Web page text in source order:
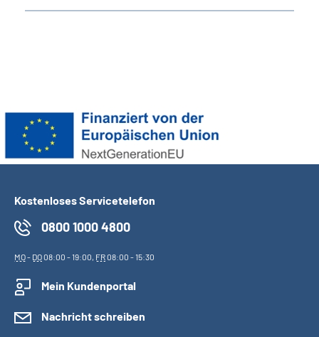
Kostenloses Servicetelefon
0800 1000 4800
MO- DO08:00 - 19:00, FR08:00 - 15:30
Mein Kundenportal
Nachricht schreiben